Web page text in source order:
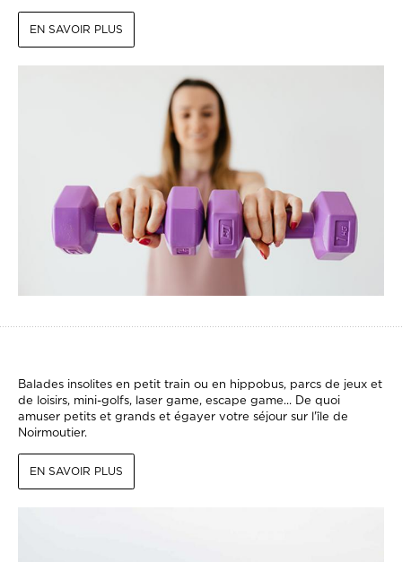
EN SAVOIR PLUS
Balades insolites en petit train ou en hippobus, parcs de jeux et
de loisirs, mini-golfs, laser game, escape game... De quoi
amuser petits et grands et égayer votre séjour sur l'île de
Noirmoutier.
EN SAVOIR PLUS